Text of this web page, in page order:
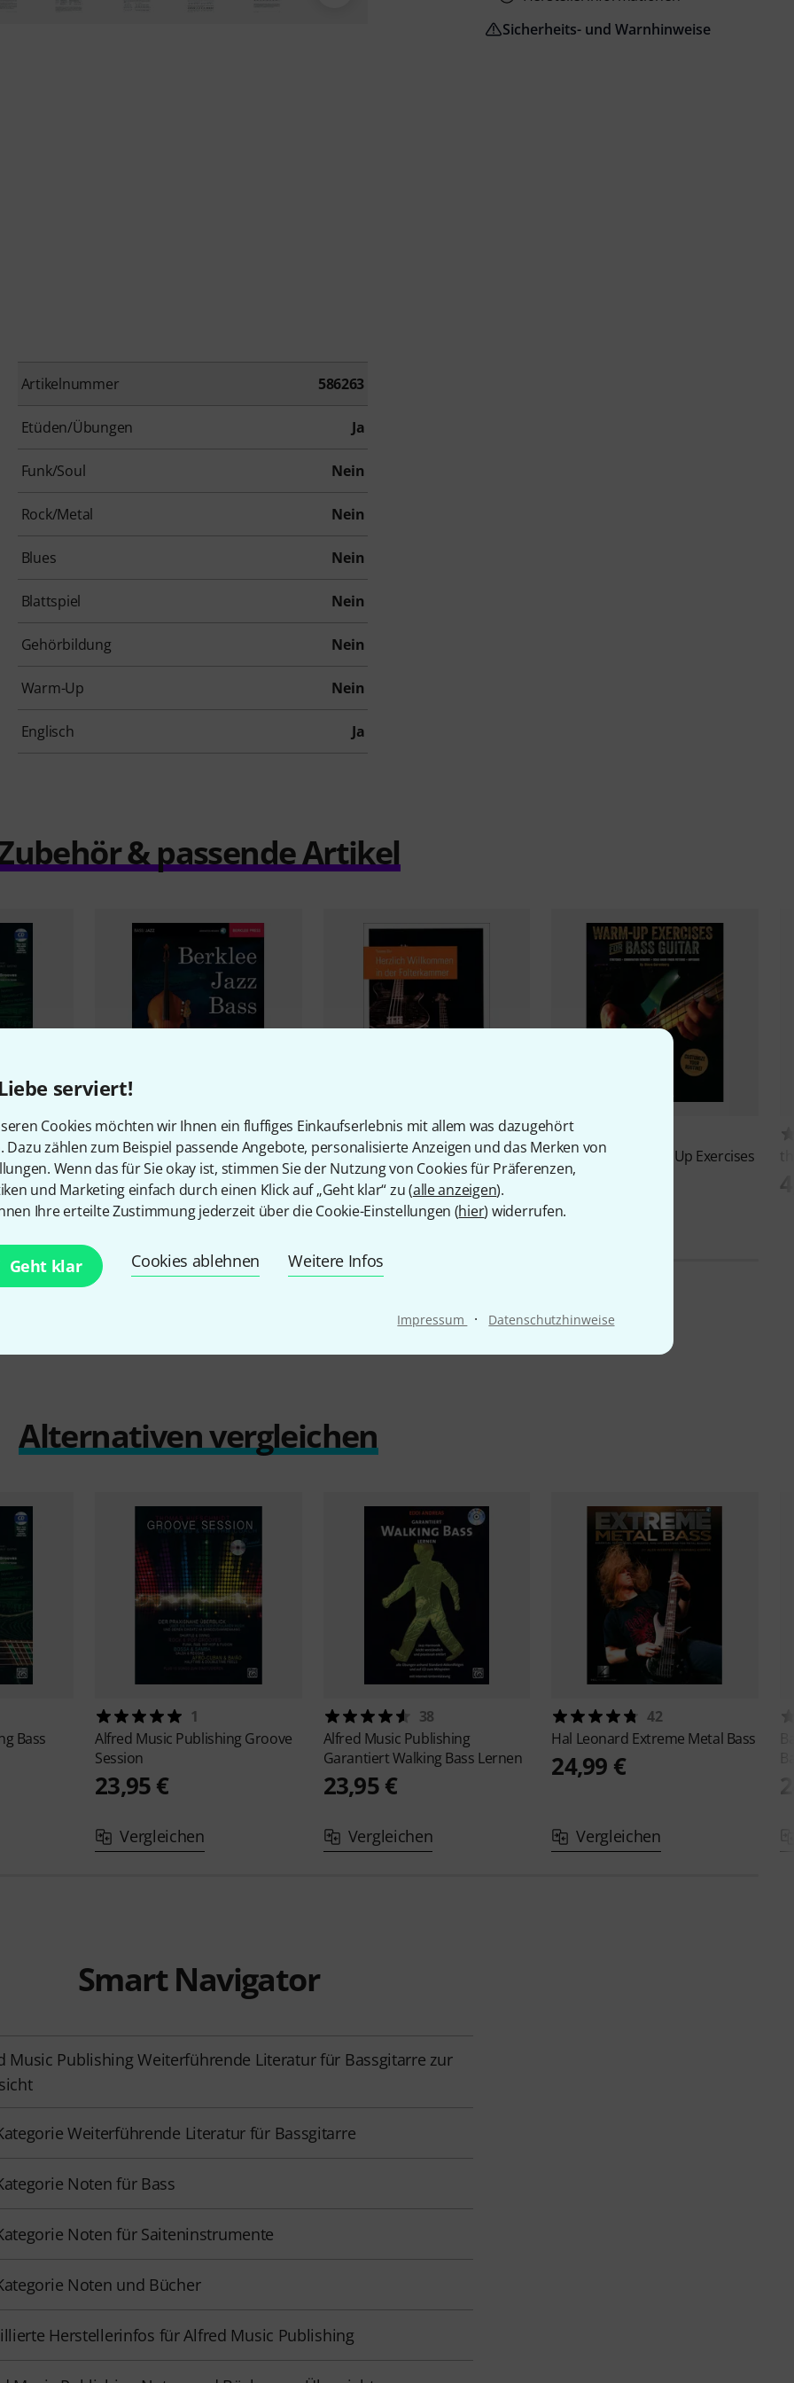
serviert!
Cookies möchten wir Ihnen ein fluffiges Einkaufserlebnis mit allem was dazugehört
Dazu zählen zum Beispiel passende Angebote, personalisierte Anzeigen und das Merken von
Wenn das für Sie okay ist, stimmen Sie der Nutzung von Cookies für Präferenzen,
und Marketing einfach durch einen Klick auf „Geht klar“ zu (alle anzeigen).
Ihre erteilte Zustimmung jederzeit über die Cookie-Einstellungen (hier) widerrufen.
Geht klar Cookies ablehnen Weitere Infos
Impressum · Datenschutzhinweise
Artikelnummer 586263
Etüden/Übungen Ja
Funk/Soul Nein
Rock/Metal Nein
Blues Nein
Blattspiel Nein
Gehörbildung Nein
Warm-Up Nein
Englisch Ja
Sicherheits- und Warnhinweise
& passende Artikel
Bass
6
Berklee PressBerklee Jazz Bass
32,50 €
2
Basshaus VerlagFolterkammer
Bass
17,90 €
Hal Leonard
Warm Up Exercises
for Bass
18,99 €
Alternativen vergleichen
Bass
1
Alfred Music Publishing Groove
Session
23,95 €
Vergleichen
38
Alfred Music Publishing
Garantiert Walking Bass Lernen
23,95 €
Vergleichen
42
Hal Leonard Extreme Metal Bass
24,99 €
Vergleichen
Smart Navigator
Music Publishing Weiterführende Literatur für Bassgitarre zur
Weiterführende Literatur für Bassgitarre
Noten für Bass
Noten für Saiteninstrumente
Noten und Bücher
Herstellerinfos für Alfred Music Publishing